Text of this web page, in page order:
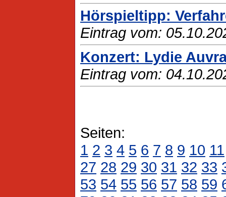
Hörspieltipp:
Eintrag vom:
Konzert: Lydie
Eintrag vom:
Seiten:
1 2 3 4 5 6 7 8 9 10 11
27 28 29 30 31 32 33
53 54 55 56 57 58 59